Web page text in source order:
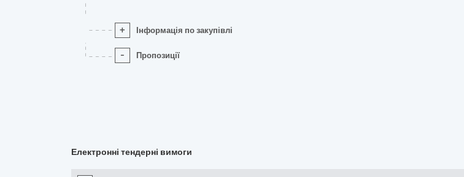
+ Інформація по закупівлі
- Пропозиції
Електронні тендерні вимоги